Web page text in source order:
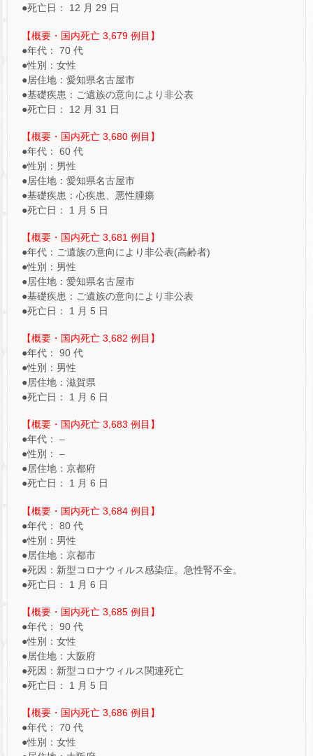
●死亡日： 12 月 29 日
【概要・国内死亡 3,679 例目】
●年代： 70 代
●性別：女性
●居住地：愛知県名古屋市
●基礎疾患：ご遺族の意向により非公表
●死亡日： 12 月 31 日
【概要・国内死亡 3,680 例目】
●年代： 60 代
●性別：男性
●居住地：愛知県名古屋市
●基礎疾患：心疾患、悪性腫瘍
●死亡日： 1 月 5 日
【概要・国内死亡 3,681 例目】
●年代：ご遺族の意向により非公表(高齢者)
●性別：男性
●居住地：愛知県名古屋市
●基礎疾患：ご遺族の意向により非公表
●死亡日： 1 月 5 日
【概要・国内死亡 3,682 例目】
●年代： 90 代
●性別：男性
●居住地：滋賀県
●死亡日： 1 月 6 日
【概要・国内死亡 3,683 例目】
●年代： –
●性別： –
●居住地：京都府
●死亡日： 1 月 6 日
【概要・国内死亡 3,684 例目】
●年代： 80 代
●性別：男性
●居住地：京都市
●死因：新型コロナウィルス感染症。急性腎不全。
●死亡日： 1 月 6 日
【概要・国内死亡 3,685 例目】
●年代： 90 代
●性別：女性
●居住地：大阪府
●死因：新型コロナウィルス関連死亡
●死亡日： 1 月 5 日
【概要・国内死亡 3,686 例目】
●年代： 70 代
●性別：女性